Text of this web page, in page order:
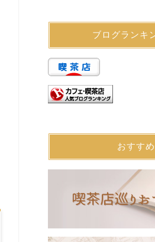
ブログランキ
おすす